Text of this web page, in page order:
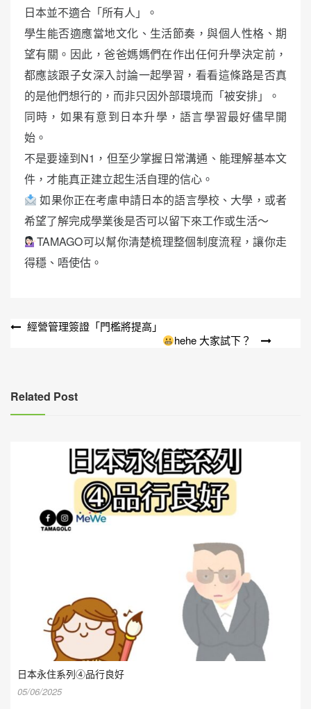
日本並不適合「所有人」。
學生能否適應當地文化、生活節奏，與個人性格、期
望有關。因此，爸爸媽媽們在作出任何升學決定前，
都應該跟子女深入討論一起學習，看看這條路是否真
的是他們想行的，而非只因外部環境而「被安排」。
同時，如果有意到日本升學，語言學習最好儘早開
始。
不是要達到N1，但至少掌握日常溝通、能理解基本文
件，才能真正建立起生活自理的信心。
如果你正在考慮申請日本的語言學校、大學，或者
希望了解完成學業後是否可以留下來工作或生活～
TAMAGO可以幫你清楚梳理整個制度流程，讓你走
得穩、唔使估。
文
覽
經營管理簽證「門檻將提高」
hehe 大家試下？
Related Post
日本永住系列④品行良好
05/06/2025